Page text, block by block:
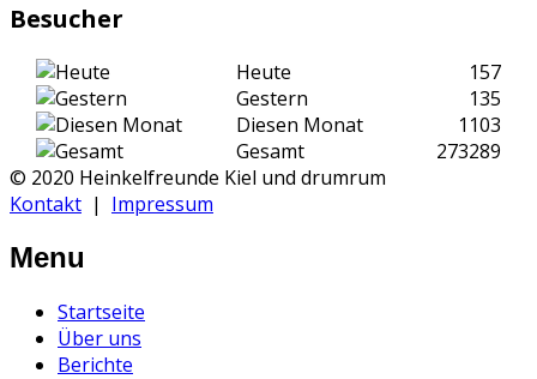
Besucher
Heute
157
Gestern
135
Diesen Monat
1103
Gesamt
273289
© 2020 Heinkelfreunde Kiel und drumrum
Kontakt | Impressum
Menu
Startseite
Über uns
Berichte